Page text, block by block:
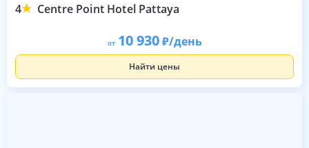
4 Centre Point Hotel Pattaya
от 10 930 /день
Найти цены